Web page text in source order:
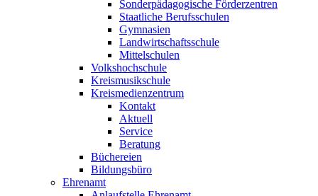
Sonderpädagogische Förderzentren
Staatliche Berufsschulen
Gymnasien
Landwirtschaftsschule
Mittelschulen
Volkshochschule
Kreismusikschule
Kreismedienzentrum
Kontakt
Aktuell
Service
Beratung
Büchereien
Bildungsbüro
Ehrenamt